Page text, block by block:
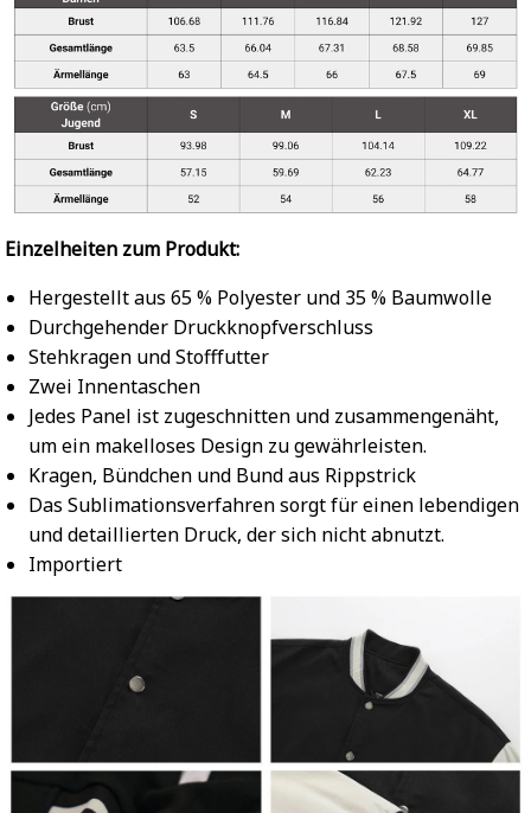
Einzelheiten zum Produkt:
Hergestellt aus 65 % Polyester und 35 % Baumwolle
Durchgehender Druckknopfverschluss
Stehkragen und Stofffutter
Zwei Innentaschen
Jedes Panel ist zugeschnitten und zusammengenäht,
um ein makelloses Design zu gewährleisten.
Kragen, Bündchen und Bund aus Rippstrick
Das Sublimationsverfahren sorgt für einen lebendigen
und detaillierten Druck, der sich nicht abnutzt.
Importiert